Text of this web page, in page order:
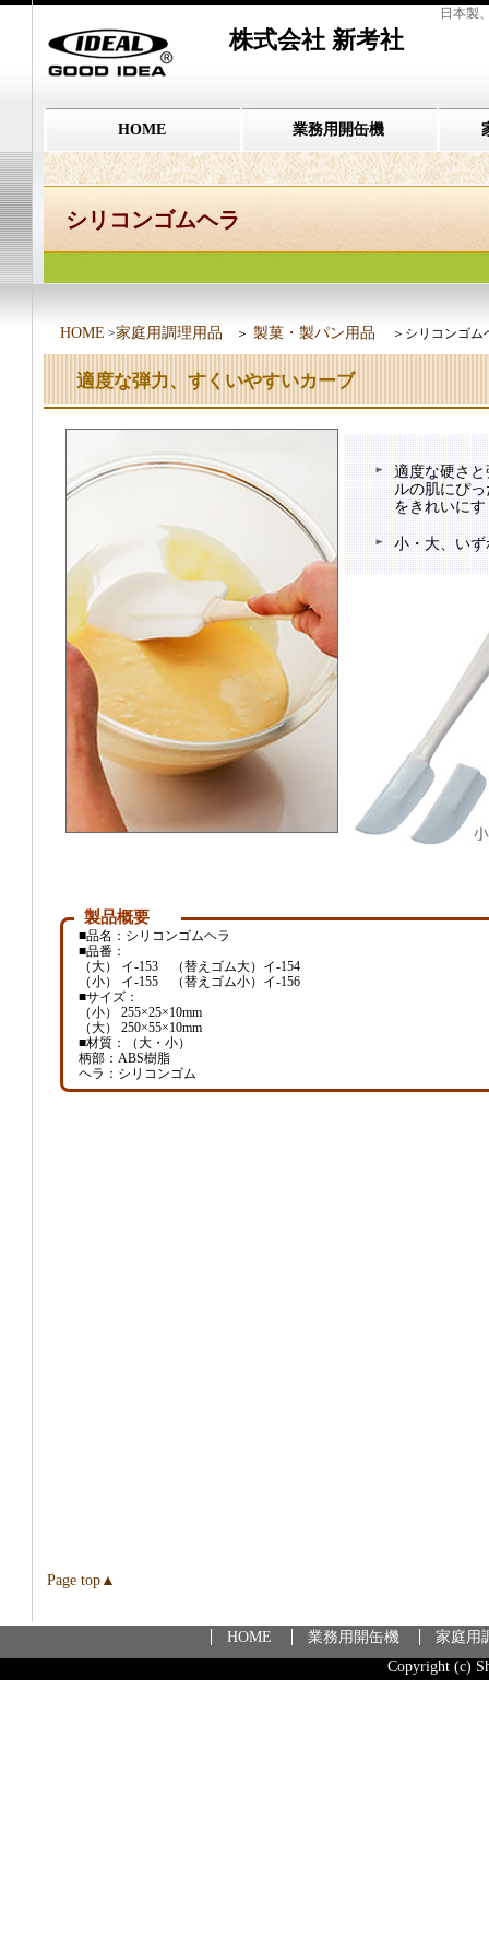
日本製
株式会社 新考社
HOME 業務用開缶機
シリコンゴムヘラ
HOME >家庭用調理用品 ＞ 製菓・製パン用品 ＞シリコンゴム
適度な弾力、すくいやすいカーブ
適度な硬さ
ルの肌にぴ
をきれいに
小・大、い
製品概要
■品名：シリコンゴムヘラ
■品番：
（大） イ-153 （替えゴム大）イ-154
（小） イ-155 （替えゴム小）イ-156
■サイズ：
（小） 255×25×10mm
（大） 250×55×10mm
■材質：（大・小）
柄部：ABS樹脂
ヘラ：シリコンゴム
Page top▲
HOME 業務用開缶機
家庭用
Copyright (c)